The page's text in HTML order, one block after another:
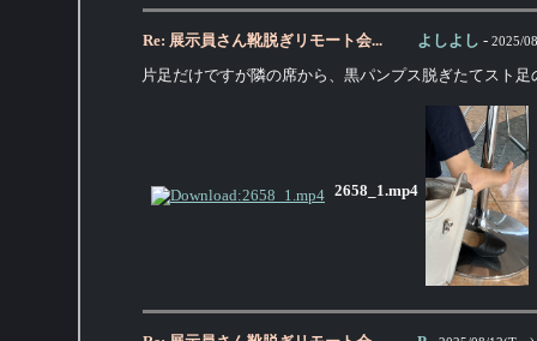
Re: 展示員さん靴脱ぎリモート会... よしよし - 2025/
片足だけですが隣の席から、黒パンプス脱ぎたてスト
2658_1.mp4